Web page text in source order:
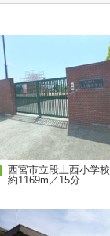
西宮市立段上西小学校
約1169m／15分